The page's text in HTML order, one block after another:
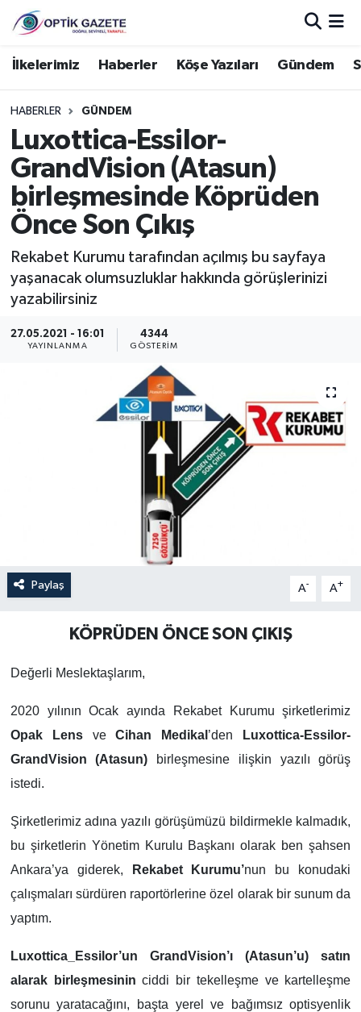
İlkelerimiz Haberler Köşe Yazıları Gündem
HABERLER GÜNDEM
Luxottica-Essilor-
GrandVision (Atasun)
birleşmesinde Köprüden
Önce Son Çıkış
Rekabet Kurumu tarafından açılmış bu sayfaya
yaşanacak olumsuzluklar hakkında görüşlerinizi
yazabilirsiniz
27.05.2021 - 16:01
YAYINLANMA
4344
GÖSTERIM
Paylaş A- A+
KÖPRÜDEN ÖNCE SON ÇIKIŞ
Değerli Meslektaşlarım,
2020 yılının Ocak ayında Rekabet Kurumu şirketlerimiz
Opak LensveCihan Medikal ’den
Luxottica-Essilor-
GrandVision (Atasun) birleşmesine ilişkin yazılı görüş
istedi.
Şirketlerimiz adına yazılı görüşümüzü bildirmekle kalmadık,
bu şirketlerin Yönetim Kurulu Başkanı olarak ben şahsen
Ankara’ya giderek,
Rekabet Kurumu’nun bu konudaki
çalışmaları sürdüren raportörlerine özel olarak bir sunum da
yaptım.
Luxottica_Essilor’un GrandVision’ı (Atasun’u) satın
alarak birleşmesinin ciddi bir tekelleşme ve kartelleşme
sorunu yaratacağını, başta yerel ve bağımsız optisyenlik
Nöbetçi Eczaneler
Hava Durumu
İstanbul Namaz Vakitleri
Trafik Durumu
Süper Lig Puan Durumu ve Fikstür
Tüm Manşetler
Son Dakika Haberleri
Haber Arşivi